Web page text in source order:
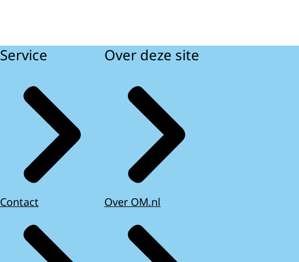
Service
Contact
Over deze site
Over OM.nl